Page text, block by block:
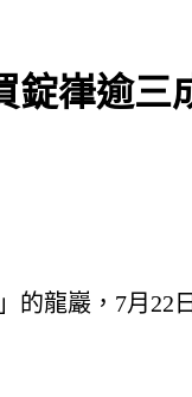
錠嵂逾
的龍巖，7月22